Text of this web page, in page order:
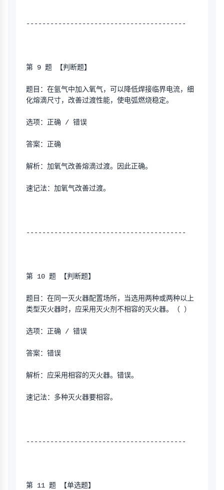
----------------------------------------
第 9 题 【判断题】
题目：在氩气中加入氧气，可以降低焊接临界电流，细
化熔滴尺寸，改善过渡性能，使电弧燃烧稳定。
选项：正确 / 错误
答案：正确
解析：加氧气改善熔滴过渡。因此正确。
速记法：加氧气改善过渡。
----------------------------------------
第 10 题 【判断题】
题目：在同一灭火器配置场所，当选用两种或两种以上
类型灭火器时，应采用灭火剂不相容的灭火器。（ ）
选项：正确 / 错误
答案：错误
解析：应采用相容的灭火器。错误。
速记法：多种灭火器要相容。
----------------------------------------
第 11 题 【单选题】